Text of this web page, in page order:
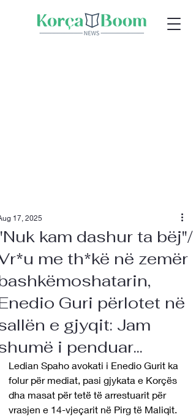
kam dashur ta bëj"/
me th*kë në zemër
Guri përlotet në
e gjyqit: Jam
i penduar...
17, 2025
Ledian Spaho avokati i Enedio Gurit ka
folur për mediat, pasi gjykata e Korçës
dha masat për tetë të arrestuarit për
vrasjen e 14-vjeçarit në Pirg të Maliqit.